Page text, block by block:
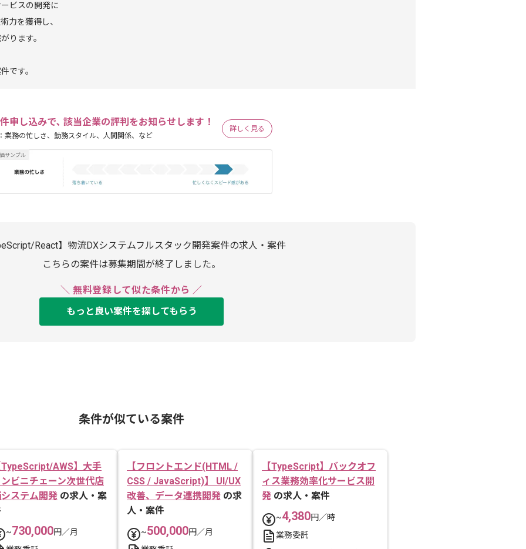
ビスの開発に
力を獲得し、
ります。
です。
申し込みで､ 該当企業の評判をお知らせします！
業務の忙しさ、勤務スタイル、人間関係、など
詳しく見る
React】物流DXシステムフルスタック開発案件の求人・案件
こちらの案件は募集期間が終了しました。
＼ 無料登録して似た条件から ／
もっと良い案件を探してもらう
条件が似ている案件
TypeScript/AWS】大手
ンビニチェーン次世代店
ステム開発 の求人・案
~730,000円／月
【フロントエンド(HTML /
CSS / JavaScript)】 UI/UX
改善、データ連携開発 の求
人・案件
~500,000円／月
【TypeScript】バックオフ
ィス業務効率化サービス開
発 の求人・案件
~4,380円／時
業務委託